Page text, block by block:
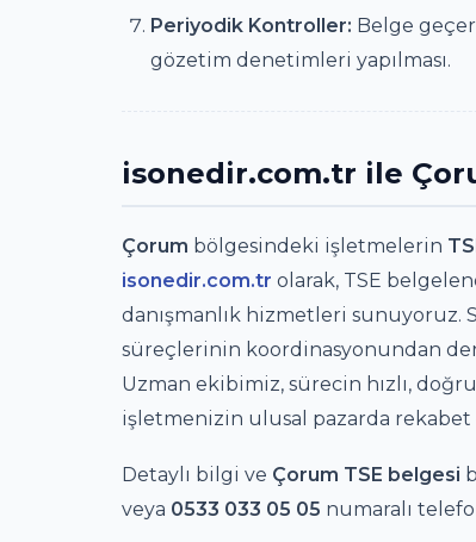
Periyodik Kontroller: Belge
gözetim denetimleri yapılması.
isonedir.com.tr ile
Çorum bölgesindeki işletmelerin
isonedir.com.tr olarak, TSE
danışmanlık hizmetleri sunuyoruz.
süreçlerinin koordinasyonundan
Uzman ekibimiz, sürecin hızlı,
işletmenizin ulusal pazarda rekabet
Detaylı bilgi ve Çorum TSE belgesi
veya 0533 033 05 05 numaralı